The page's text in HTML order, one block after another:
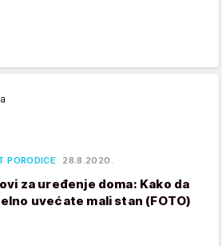
PORODICE 28.8.2020.
za uređenje doma: Kako da
uvećate mali stan (FOTO)